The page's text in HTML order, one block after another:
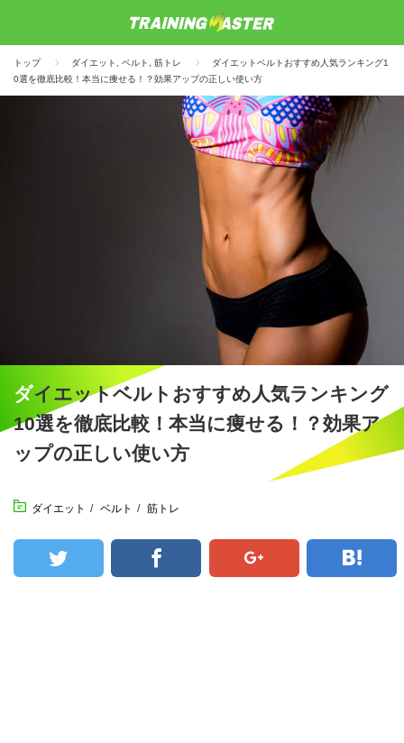
トップ ダイエット ベルト 筋トレ
ダイエットベルトおすすめ人気ランキング1
0選を徹底比較！本当に痩せる！？効果アップの正しい使い方
ダイエットベルトおすすめ人気ランキング
10選を徹底比較！本当に痩せる！？効果ア
ップの正しい使い方
ダイエット / ベルト / 筋トレ